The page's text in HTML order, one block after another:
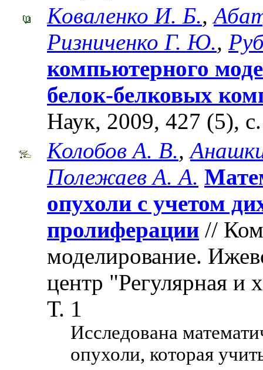
Коваленко И. Б.,
Ризниченко Г. Ю.,
компьютерного
белок-белковых
Наук, 2009, 427 (5),
Колобов А. В.,
Полежаев А. А.
опухоли с учетом
пролиферации //
моделирование.
центр "Регулярная и
Т. 1
Исследована
опухоли, которая